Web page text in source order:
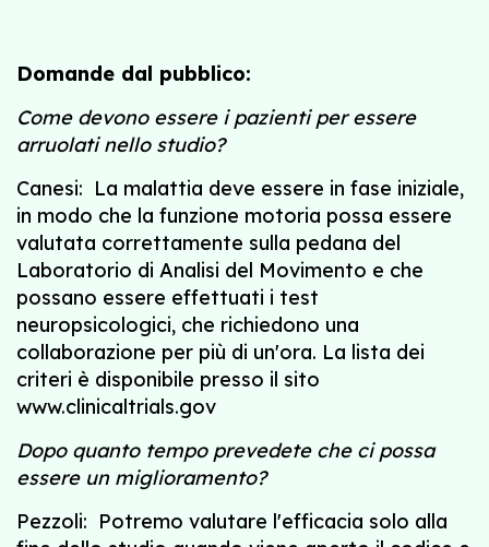
Domande dal pubblico:
Come devono essere i pazienti per essere
arruolati nello studio?
Canesi: La malattia deve essere in fase iniziale,
in modo che la funzione motoria possa essere
valutata correttamente sulla pedana del
Laboratorio di Analisi del Movimento e che
possano essere effettuati i test
neuropsicologici, che richiedono una
collaborazione per più di un'ora. La lista dei
criteri è disponibile presso il sito
www.clinicaltrials.gov
Dopo quanto tempo prevedete che ci possa
essere un miglioramento?
Pezzoli: Potremo valutare l'efficacia solo alla